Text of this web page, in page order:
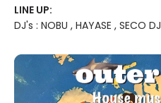
LINE UP:
DJ's : NOBU , HAYASE , SECO DJ